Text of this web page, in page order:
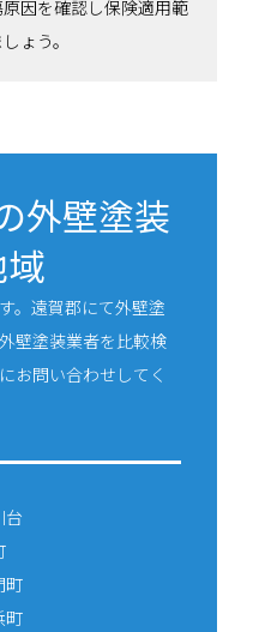
因を確認し保険適用範
ょう。
外壁塗装
。遠賀郡にて外壁塗
壁塗装業者を比較検
お問い合わせしてく
台
町
町